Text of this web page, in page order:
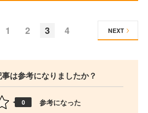
1 2 3 4 NEXT
事は参考になりましたか？
0 参考になった